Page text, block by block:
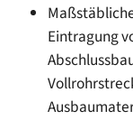
Eintragung